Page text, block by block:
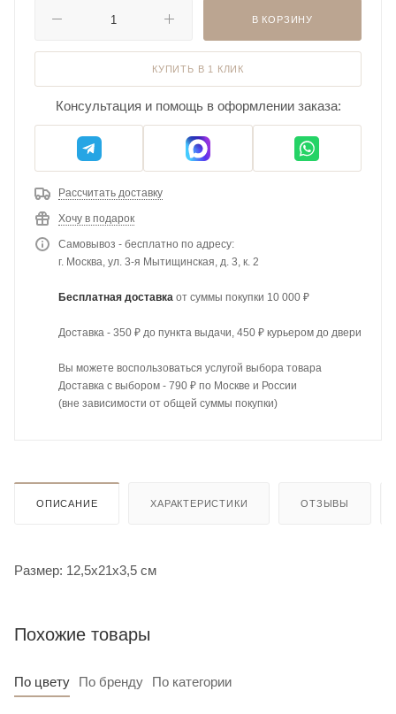
В КОРЗИНУ
КУПИТЬ В 1 КЛИК
Консультация и помощь в оформлении заказа:
Рассчитать доставку
Хочу в подарок
Самовывоз - бесплатно по адресу:
г. Москва, ул. 3-я Мытищинская, д. 3, к. 2
Бесплатная доставка от суммы покупки 10 000 ₽
Доставка - 350 ₽ до пункта выдачи, 450 ₽ курьером до двери
Вы можете воспользоваться услугой выбора товара
Доставка с выбором - 790 ₽ по Москве и России
(вне зависимости от общей суммы покупки)
ОПИСАНИЕ ХАРАКТЕРИСТИКИ ОТЗЫВЫ
Размер: 12,5х21х3,5 см
Похожие товары
По цвету По бренду По категории